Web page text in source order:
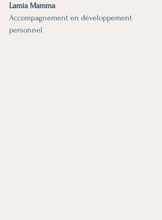
Lamia Mamma
Accompagnement en développement
personnel